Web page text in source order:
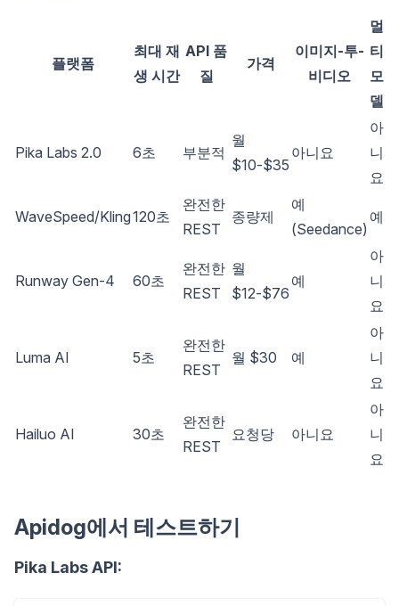
플랫폼
최대 재
생 시간
API 품
질
가격
이미지-투-
비디오
멀
티
모
델
Pika Labs 2.0 6초 부분적
월
$10-$35
아니요
아
니
요
WaveSpeed/Kling120초
완전한
REST
종량제
예
(Seedance)
예
Runway Gen-4 60초
완전한
REST
월
$12-$76
예
아
니
요
Luma AI 5초
완전한
REST
월 $30 예
아
니
요
Hailuo AI 30초
완전한
REST
요청당 아니요
아
니
요
Apidog에서 테스트하기
Pika Labs API: